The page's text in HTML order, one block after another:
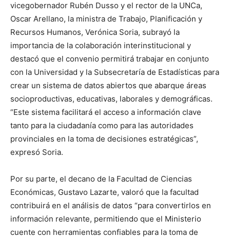
vicegobernador Rubén Dusso y el rector de la UNCa,
Oscar Arellano, la ministra de Trabajo, Planificación y
Recursos Humanos, Verónica Soria, subrayó la
importancia de la colaboración interinstitucional y
destacó que el convenio permitirá trabajar en conjunto
con la Universidad y la Subsecretaría de Estadísticas para
crear un sistema de datos abiertos que abarque áreas
socioproductivas, educativas, laborales y demográficas.
“Este sistema facilitará el acceso a información clave
tanto para la ciudadanía como para las autoridades
provinciales en la toma de decisiones estratégicas”,
expresó Soria.
Por su parte, el decano de la Facultad de Ciencias
Económicas, Gustavo Lazarte, valoró que la facultad
contribuirá en el análisis de datos “para convertirlos en
información relevante, permitiendo que el Ministerio
cuente con herramientas confiables para la toma de